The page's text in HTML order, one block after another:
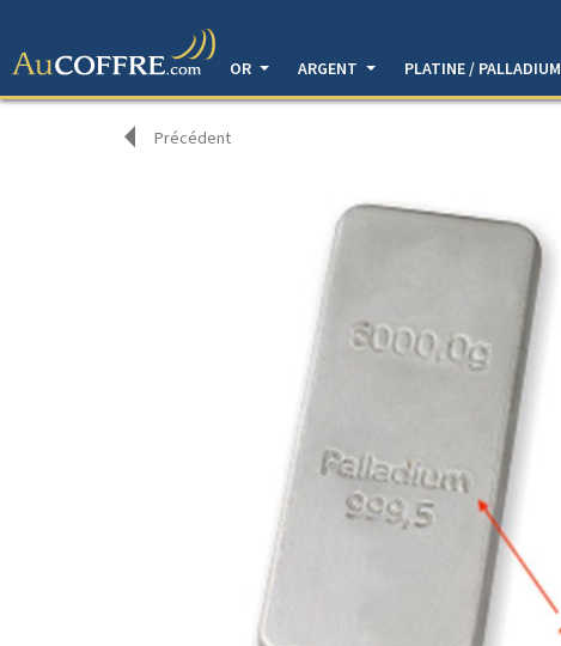
OR
ARGENT PLATINE / PALLADIUM
Précédent